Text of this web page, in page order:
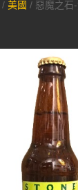
/美國 / 惡魔之石